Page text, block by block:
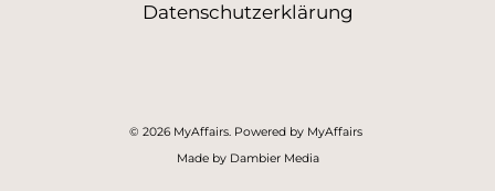
Datenschutzerklärung
© 2026 MyAffairs. Powered by MyAffairs
Made by Dambier Media